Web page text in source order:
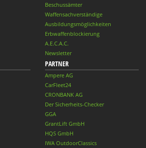
Beschussämter
Waffensachverständige
Ausbildungsmöglichkeiten
Erbwaffenblockierung
A.E.C.A.C.
Newsletter
PARTNER
Ampere AG
CarFleet24
CRONBANK AG
Der Sicherheits-Checker
GGA
GrantLift GmbH
HQS GmbH
IWA OutdoorClassics